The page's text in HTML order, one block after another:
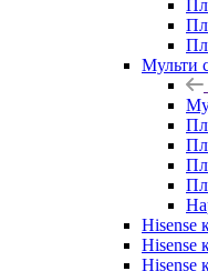
Мульти
Hisense
Hisense
Hisense